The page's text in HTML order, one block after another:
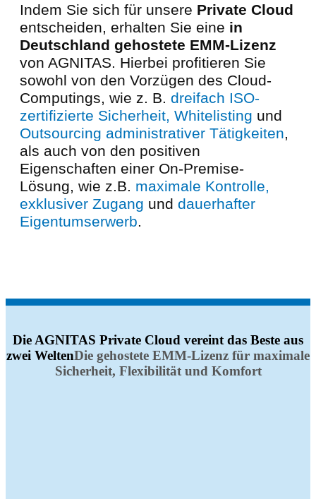
Indem Sie sich für unsere Private Cloud
entscheiden, erhalten Sie eine in
Deutschland gehostete EMM-Lizenz
von AGNITAS. Hierbei profitieren Sie
sowohl von den Vorzügen des Cloud-
Computings, wie z. B. dreifach ISO-
zertifizierte Sicherheit, Whitelisting und
Outsourcing administrativer Tätigkeiten,
als auch von den positiven
Eigenschaften einer On-Premise-
Lösung, wie z.B. maximale Kontrolle,
exklusiver Zugang und dauerhafter
Eigentumserwerb.
Die AGNITAS Private Cloud vereint das Beste aus
zwei WeltenDie gehostete EMM-Lizenz für maximale
Sicherheit, Flexibilität und Komfort